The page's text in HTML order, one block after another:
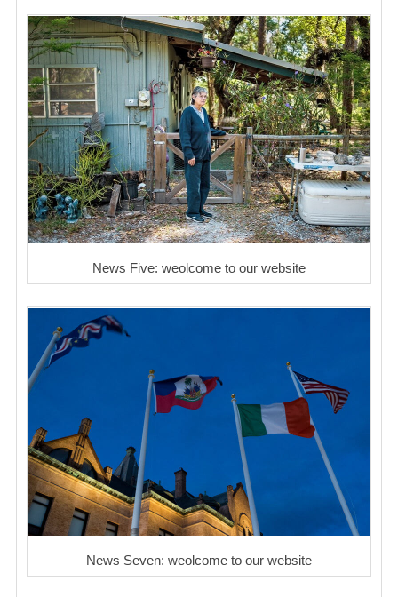
News Five: weolcome to our website
News Seven: weolcome to our website